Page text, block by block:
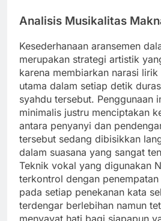
Analisis Musikalitas
Kesederhanaan aransemen
merupakan strategi artistik
karena membiarkan narasi
utama dalam setiap detik
syahdu tersebut. Penggunaan
minimalis justru menciptakan
antara penyanyi dan
tersebut sedang dibisikkan
dalam suasana yang sangat
Teknik vokal yang digunakan
terkontrol dengan
pada setiap penekanan kata
terdengar berlebihan namun
menyayat hati bagi siapapun